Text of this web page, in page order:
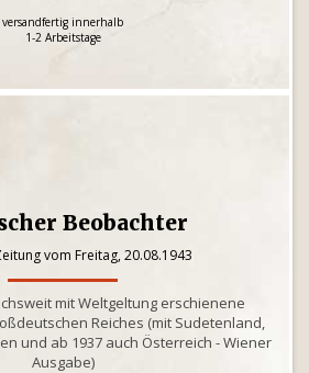
versandfertig innerhalb
1-2 Arbeitstage
Beobachter
vom Freitag, 20.08.1943
mit Weltgeltung erschienene
Reiches (mit Sudetenland,
und ab 1937 auch Österreich - Wiener
Ausgabe)